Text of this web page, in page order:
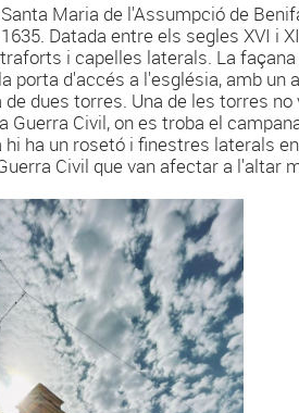
Maria de l'Assumpció de
Datada entre els segles XVI i
i capelles laterals. La
porta d'accés a l'església, amb un
dues torres. Una de les torres
Guerra Civil, on es troba el
ha un rosetó i finestres laterals
Civil que van afectar a l'altar